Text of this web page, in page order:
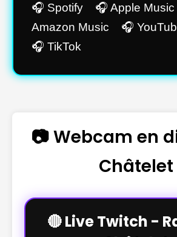
🎧 Spotify 🎧 Apple
Amazon Music 🎧
🎧 TikTok
📷 Webcam en
Châtelet
🔴 Live Twitch -